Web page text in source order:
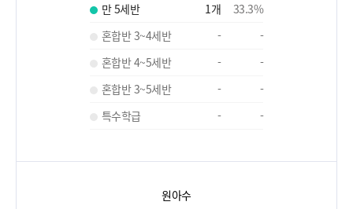
만 5세반
1개 33.3%
혼합반 3~4세반
-
-
혼합반 4~5세반
-
-
혼합반 3~5세반
-
-
특수학급
- -
원아수